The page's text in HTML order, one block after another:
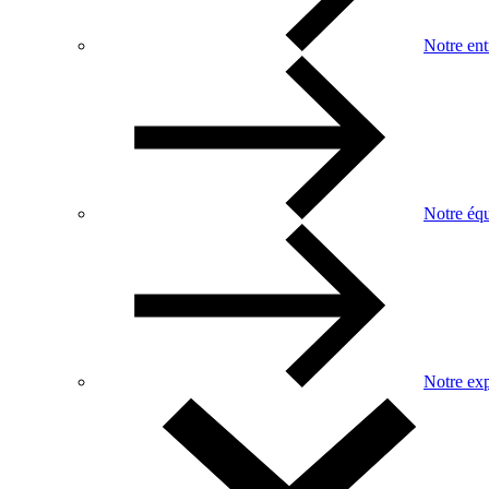
Notre
Notre
Notre